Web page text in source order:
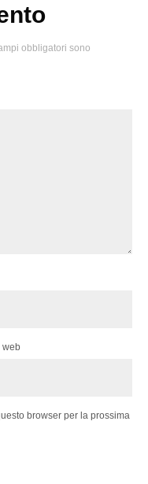
obbligatori sono
web
browser per la prossima